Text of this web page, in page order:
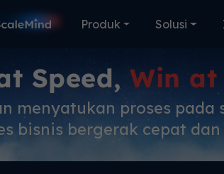
Produk Solusi
Speed, Win at
menyatukan proses pada
bisnis bergerak cepat